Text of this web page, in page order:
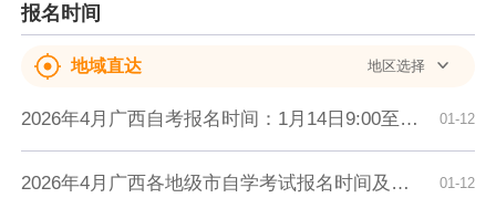
报名时间
地区选择
地域直达
01-12
2026年4月广西自考报名时间：1月14日9:00至1月28日18:00
01-12
2026年4月广西各地级市自学考试报名时间及入口汇总